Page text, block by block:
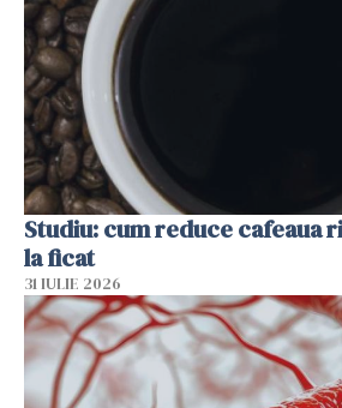
Studiu: cum reduce cafeaua
la ficat
31 IULIE 2026